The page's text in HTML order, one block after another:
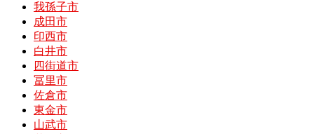
我孫子市
成田市
印西市
白井市
四街道市
冨里市
佐倉市
東金市
山武市